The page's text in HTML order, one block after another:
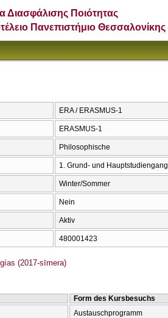
Διασφάλισης Ποιότητας
Πανεπιστήμιο Θεσσαλονίκης
ERA / ERASMUS-1
ERASMUS-1
Philosophische
1. Grund- und Hauptstudiengang
Winter/Sommer
Nein
Aktiv
480001423
(2017-sīmera)
Form des Kursbesuchs
Austauschprogramm